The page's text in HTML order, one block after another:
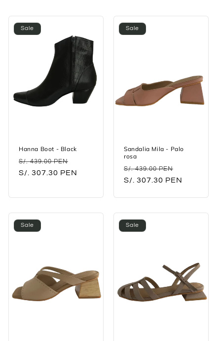
e
c
t
i
o
Sale
Hanna Boot - Black
Regular
price
S/. 439.00 PEN
price
S/. 307.30 PEN
Sale
Sandalia Mila - Palo
rosa
Regular
price
S/. 439.00 PEN
price
S/. 307.30 PEN
Sale Sale